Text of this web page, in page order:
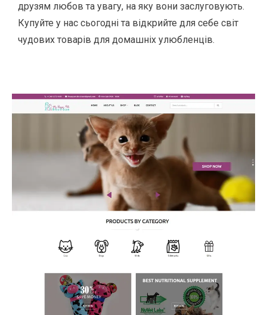
друзям любов та увагу, на яку вони заслуговують.
Купуйте у нас сьогодні та відкрийте для себе світ
чудових товарів для домашніх улюбленців.